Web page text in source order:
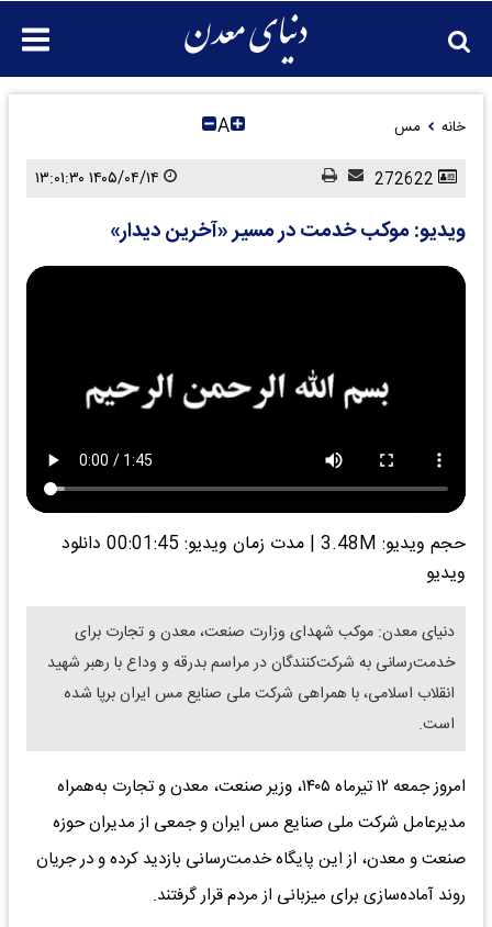
خانه مس A
ویدیو: موکب خدمت در مسیر «آخرین دیدار»
حجم ویدیو: 3.48M | مدت زمان ویدیو: 00:01:45
دانلود
ویدیو
دنیای معدن: موکب شهدای وزارت صنعت، معدن و تجارت برای
خدمت‌رسانی به شرکت‌کنندگان در مراسم بدرقه و وداع با رهبر شهید
انقلاب اسلامی، با همراهی شرکت ملی صنایع مس ایران برپا شده
است.
امروز جمعه ۱۲ تیرماه ۱۴۰۵، وزیر صنعت، معدن و تجارت به‌همراه
مدیرعامل شرکت ملی صنایع مس ایران و جمعی از مدیران حوزه
صنعت و معدن، از این پایگاه خدمت‌رسانی بازدید کرده و در جریان
روند آماده‌سازی برای میزبانی از مردم قرار گرفتند.